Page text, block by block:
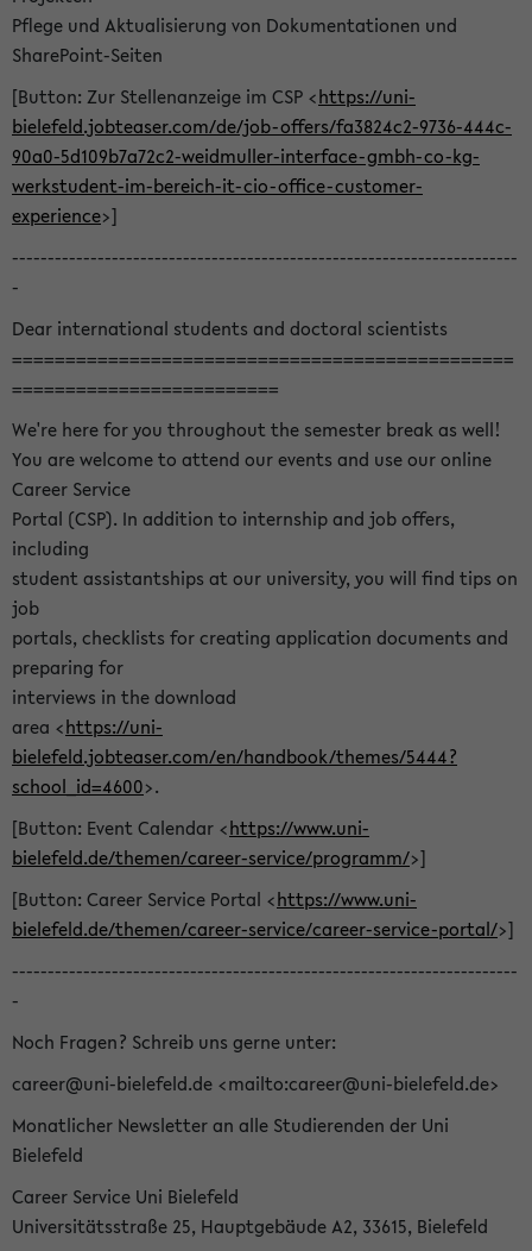
Pflege und Aktualisierung von Dokumentationen und
SharePoint-Seiten
[Button: Zur Stellenanzeige im CSP <https://uni-
bielefeld.jobteaser.com/de/job-offers/fa3824c2-9736-444c-
90a0-5d109b7a72c2-weidmuller-interface-gmbh-co-kg-
werkstudent-im-bereich-it-cio-office-customer-
experience>]
-----------------------------------------------------------------------
-
Dear international students and doctoral scientists
===============================================
=========================
We're here for you throughout the semester break as well!
You are welcome to attend our events and use our online
Career Service
Portal (CSP). In addition to internship and job offers,
including
student assistantships at our university, you will find tips on
job
portals, checklists for creating application documents and
preparing for
interviews in the download
area <https://uni-
bielefeld.jobteaser.com/en/handbook/themes/5444?
school_id=4600>.
[Button: Event Calendar <https://www.uni-
bielefeld.de/themen/career-service/programm/>]
[Button: Career Service Portal <https://www.uni-
bielefeld.de/themen/career-service/career-service-portal/>]
-----------------------------------------------------------------------
-
Noch Fragen? Schreib uns gerne unter:
career@uni-bielefeld.de <mailto:career@uni-bielefeld.de>
Monatlicher Newsletter an alle Studierenden der Uni
Bielefeld
Career Service Uni Bielefeld
Universitätsstraße 25, Hauptgebäude A2, 33615, Bielefeld